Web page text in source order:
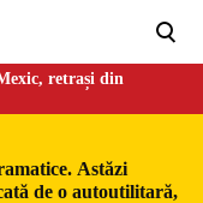
retrași din
Astăzi
de o autoutilitară,